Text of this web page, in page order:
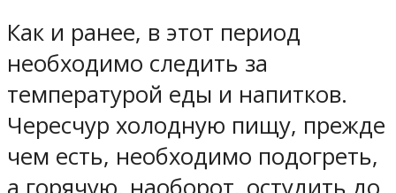
Как и ранее, в этот период
необходимо следить за
температурой еды и напитков.
Чересчур холодную пищу, прежде
чем есть, необходимо подогреть,